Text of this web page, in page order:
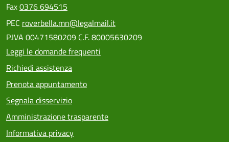
Fax0376 694515
PEC roverbella.mn@legalmail.it
P.IVA 00471580209 C.F. 80005630209
Leggi le domande frequenti
Richiedi assistenza
Prenota appuntamento
Segnala disservizio
Amministrazione trasparente
Informativa privacy